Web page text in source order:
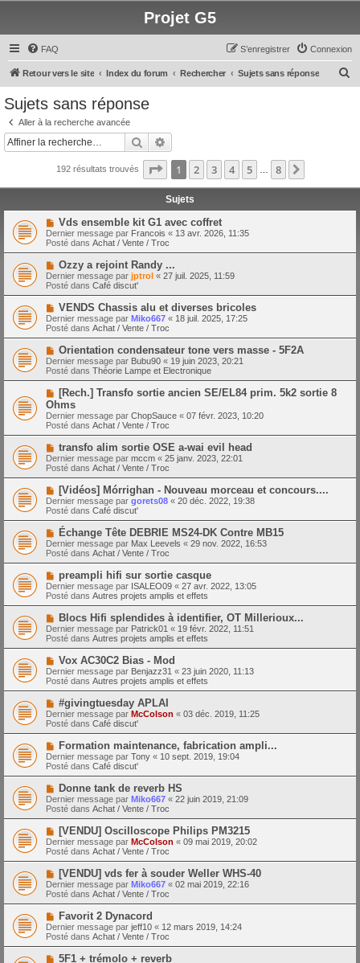
Projet G5
FAQ Connexion
S’enregistrer
Retour vers le site Index du forum Rechercher Sujets sans réponse
c
Sujets sans réponse
Aller à la recherche avancée
Rechercher
192 résultats trouvés Page 1sur8
1 2 3 4 5 8
Sujets
N
o
u
v
a
u
m
e
s
s
a
g
e
Vds ensemble kit G1 avec coffret
Dernier message par Francois « 13 avr. 2026, 11:35
Posté dans Achat / Vente / Troc
N
o
u
v
e
u
m
e
s
s
a
g
e
Ozzy a rejoint Randy ...
Dernier message par jptrol « 27 juil. 2025, 11:59
Posté dans Café discut'
N
o
u
v
a
u
m
e
s
a
g
e
VENDS Chassis alu et diverses bricoles
Dernier message par Miko667 « 18 juil. 2025, 17:25
Posté dans Achat / Vente / Troc
N
o
u
v
e
u
m
e
s
s
a
g
e
Orientation condensateur tone vers masse - 5F2A
Dernier message par Bubu90 « 19 juin 2023, 20:21
Posté dans Théorie Lampe et Electronique
N
o
u
v
e
a
u
m
e
s
s
a
g
e
[Rech.] Transfo sortie ancien SE/EL84 prim. 5k2 sortie 8
Ohms
Dernier message par ChopSauce « 07 févr. 2023, 10:20
Posté dans Achat / Vente / Troc
N
o
u
v
e
u
m
e
s
a
g
transfo alim sortie OSE a-wai evil head
Dernier message par mccm « 25 janv. 2023, 22:01
Posté dans Achat / Vente / Troc
N
o
u
v
e
a
u
m
e
s
s
a
g
e
[Vidéos] Mórrighan - Nouveau morceau et concours....
Dernier message par gorets08 « 20 déc. 2022, 19:38
Posté dans Café discut'
N
o
u
v
u
m
e
s
a
g
e
Échange Tête DEBRIE MS24-DK Contre MB15
Dernier message par Max Leevels « 29 nov. 2022, 16:53
Posté dans Achat / Vente / Troc
N
o
u
v
e
a
u
m
e
s
s
a
g
preampli hifi sur sortie casque
Dernier message par ISALEO09 « 27 avr. 2022, 13:05
Posté dans Autres projets amplis et effets
N
o
u
v
e
u
m
e
s
s
a
g
e
Blocs Hifi splendides à identifier, OT Millerioux...
Dernier message par Patrick01 « 19 févr. 2022, 11:51
Posté dans Autres projets amplis et effets
N
o
u
v
a
u
m
e
s
a
g
e
Vox AC30C2 Bias - Mod
Dernier message par Benjazz31 « 23 juin 2020, 11:13
Posté dans Autres projets amplis et effets
N
o
u
v
e
a
u
m
e
s
a
g
e
#givingtuesday APLAI
Dernier message par McColson « 03 déc. 2019, 11:25
Posté dans Café discut'
N
o
u
v
e
a
u
m
e
s
a
g
e
Formation maintenance, fabrication ampli...
Dernier message par Tony « 10 sept. 2019, 19:04
Posté dans Café discut'
N
o
u
v
e
u
m
e
s
a
g
e
Donne tank de reverb HS
Dernier message par Miko667 « 22 juin 2019, 21:09
Posté dans Achat / Vente / Troc
N
o
u
v
e
u
m
e
s
a
g
e
[VENDU] Oscilloscope Philips PM3215
Dernier message par McColson « 09 mai 2019, 20:02
Posté dans Achat / Vente / Troc
N
o
u
v
e
a
u
m
e
s
[VENDU] vds fer à souder Weller WHS-40
Dernier message par Miko667 « 02 mai 2019, 22:16
Posté dans Achat / Vente / Troc
N
o
u
v
e
Favorit 2 Dynacord
Dernier message par jeff10 « 12 mars 2019, 14:24
Posté dans Achat / Vente / Troc
N5F1 + trémolo + reverb